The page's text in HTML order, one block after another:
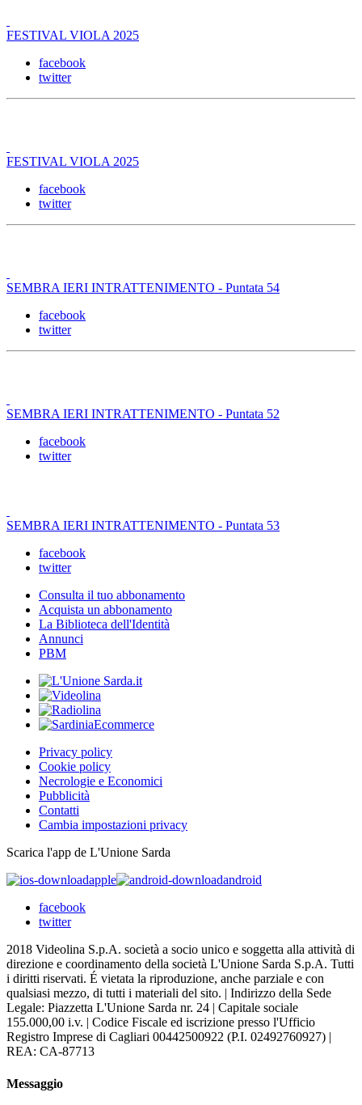
FESTIVAL VIOLA 2025
facebook
twitter
FESTIVAL VIOLA 2025
facebook
twitter
SEMBRA IERI INTRATTENIMENTO - Puntata 54
facebook
twitter
SEMBRA IERI INTRATTENIMENTO - Puntata 52
facebook
twitter
SEMBRA IERI INTRATTENIMENTO - Puntata 53
facebook
twitter
Consulta il tuo abbonamento
Acquista un abbonamento
La Biblioteca dell'Identità
Annunci
PBM
Privacy policy
Cookie policy
Necrologie e Economici
Pubblicità
Contatti
Cambia impostazioni privacy
Scarica l'app de L'Unione Sarda
apple
android
facebook
twitter
2018 Videolina S.p.A. società a socio unico e soggetta alla attività di
direzione e coordinamento della società L'Unione Sarda S.p.A. Tutti
i diritti riservati. É vietata la riproduzione, anche parziale e con
qualsiasi mezzo, di tutti i materiali del sito. | Indirizzo della Sede
Legale: Piazzetta L'Unione Sarda nr. 24 | Capitale sociale
155.000,00 i.v. | Codice Fiscale ed iscrizione presso l'Ufficio
Registro Imprese di Cagliari 00442500922 (P.I. 02492760927) |
REA: CA-87713
Messaggio